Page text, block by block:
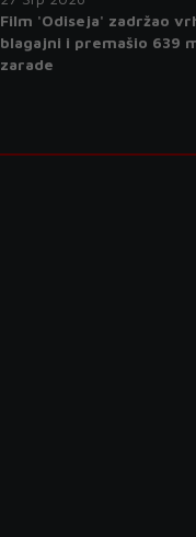
Film 'Odiseja' zadržao
blagajni i premašio 639
zarade